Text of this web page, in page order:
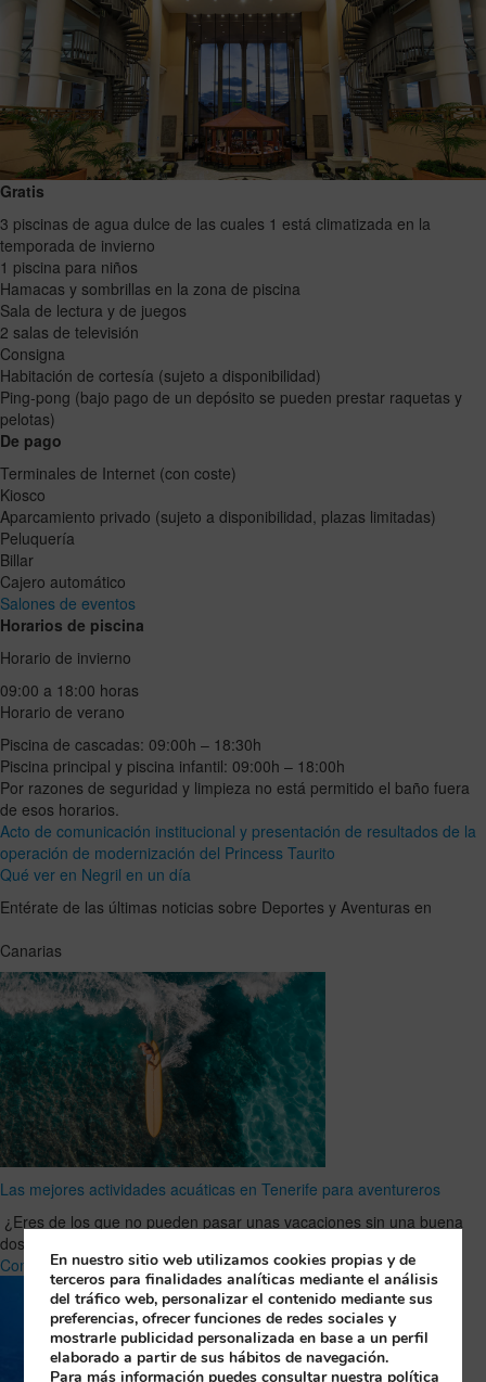
Gratis
3 piscinas de agua dulce de las cuales 1 está climatizada en la
temporada de invierno
1 piscina para niños
Hamacas y sombrillas en la zona de piscina
Sala de lectura y de juegos
2 salas de televisión
Consigna
Habitación de cortesía (sujeto a disponibilidad)
Ping-pong (bajo pago de un depósito se pueden prestar raquetas y
pelotas)
De pago
Terminales de Internet (con coste)
Kiosco
Aparcamiento privado (sujeto a disponibilidad, plazas limitadas)
Peluquería
Billar
Cajero automático
Salones de eventos
Horarios de piscina
Horario de invierno
09:00 a 18:00 horas
Horario de verano
Piscina de cascadas: 09:00h – 18:30h
Piscina principal y piscina infantil: 09:00h – 18:00h
Por razones de seguridad y limpieza no está permitido el baño fuera
de esos horarios.
Acto de comunicación institucional y presentación de resultados de la
operación de modernización del Princess Taurito
Qué ver en Negril en un día
Entérate de las últimas noticias sobre Deportes y Aventuras en
Canarias
Las mejores actividades acuáticas en Tenerife para aventureros
¿Eres de los que no pueden pasar unas vacaciones sin una buena
dosis de adrenalina? Entonces Tenerife es tu …
CompletoEn nuestro sitio web utilizamos cookies propias y de
terceros para finalidades analíticas mediante el análisis
del tráfico web, personalizar el contenido mediante sus
preferencias, ofrecer funciones de redes sociales y
mostrarle publicidad personalizada en base a un perfil
elaborado a partir de sus hábitos de navegación.
Para más información puedes consultar nuestra política